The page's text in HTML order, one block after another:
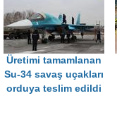
Üretimi tamamlanan
Su-34 savaş uçakları
orduya teslim edildi